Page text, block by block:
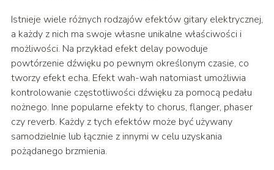
Istnieje wiele różnych rodzajów efektów gitary elektrycznej,
a każdy z nich ma swoje własne unikalne właściwości i
możliwości. Na przykład efekt delay powoduje
powtórzenie dźwięku po pewnym określonym czasie, co
tworzy efekt echa. Efekt wah-wah natomiast umożliwia
kontrolowanie częstotliwości dźwięku za pomocą pedału
nożnego. Inne popularne efekty to chorus, flanger, phaser
czy reverb. Każdy z tych efektów może być używany
samodzielnie lub łącznie z innymi w celu uzyskania
pożądanego brzmienia.